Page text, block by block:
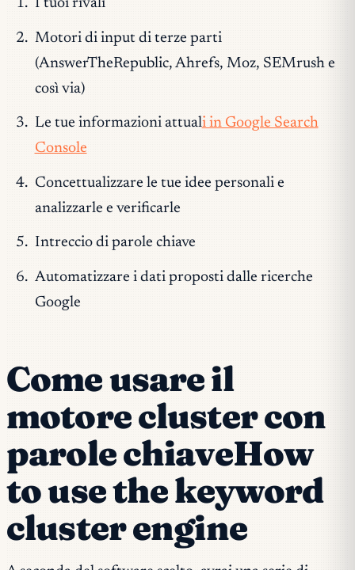
I tuoi rivali
Motori di input di terze parti
(AnswerTheRepublic, Ahrefs, Moz, SEMrush e
così via)
Le tue informazioni attuali in Google Search
Console
Concettualizzare le tue idee personali e
analizzarle e verificarle
Intreccio di parole chiave
Automatizzare i dati proposti dalle ricerche
Google
Come usare il
motore cluster con
parole chiaveHow
to use the keyword
cluster engine